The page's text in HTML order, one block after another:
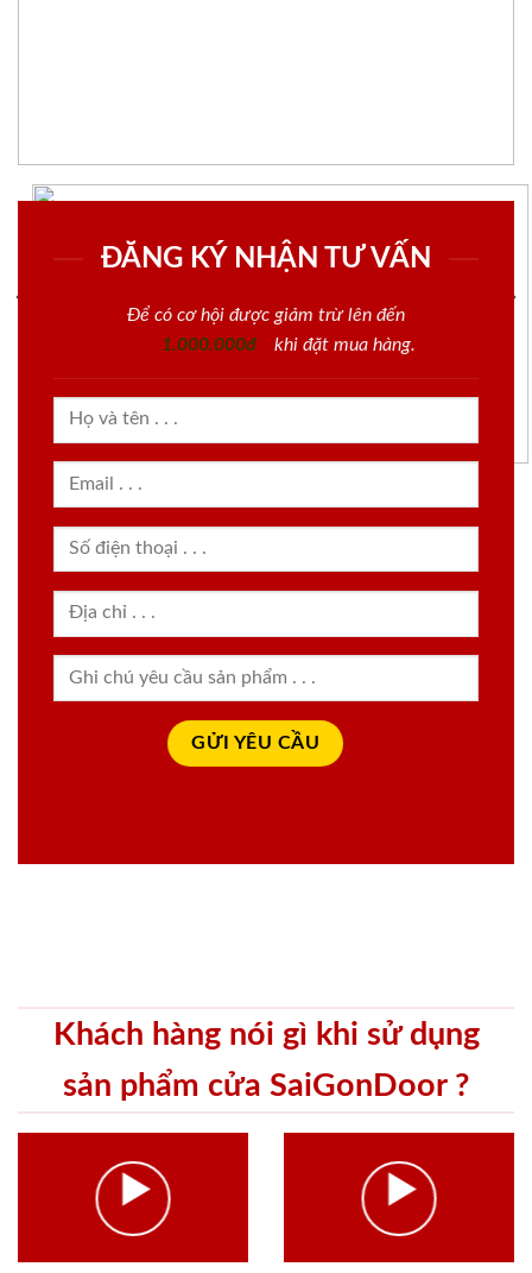
ĐĂNG KÝ NHẬN TƯ VẤN
Để có cơ hội được giảm trừ lên đến
1.000.000đ
khi đặt mua hàng.
Khách hàng nói gì khi sử dụng
sản phẩm cửa SaiGonDoor ?